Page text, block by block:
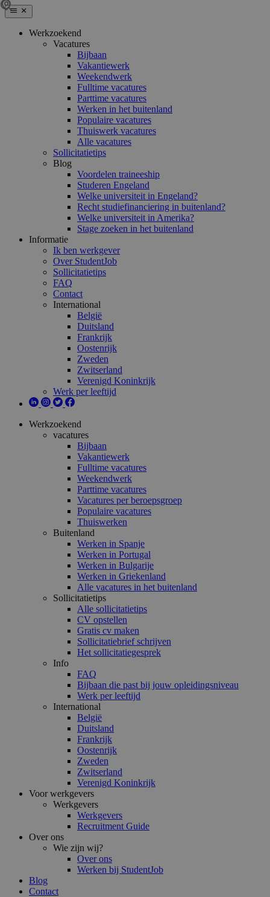
Werkzoekend
Vacatures
Bijbaan
Vakantiewerk
Weekendwerk
Fulltime vacatures
Parttime vacatures
Werken in het buitenland
Populaire vacatures
Thuiswerk vacatures
Alle vacatures
Sollicitatietips
Blog
Voordelen traineeship
Studeren Engeland
Welke universiteit in Engeland?
Recht studiefinanciering in buitenland?
Welke universiteit in Amerika?
Stage zoeken in het buitenland
Informatie
Ik ben werkgever
Over StudentJob
Sollicitatietips
FAQ
Contact
International
België
Duitsland
Frankrijk
Oostenrijk
Zweden
Zwitserland
Verenigd Koninkrijk
Werk per leeftijd
Werkzoekend
vacatures
Bijbaan
Vakantiewerk
Fulltime vacatures
Weekendwerk
Parttime vacatures
Vacatures per beroepsgroep
Populaire vacatures
Thuiswerken
Buitenland
Werken in Spanje
Werken in Portugal
Werken in Bulgarije
Werken in Griekenland
Alle vacatures in het buitenland
Sollicitatietips
Alle sollicitatietips
CV opstellen
Gratis cv maken
Sollicitatiebrief schrijven
Het sollicitatiegesprek
Info
FAQ
Bijbaan die past bij jouw opleidingsniveau
Werk per leeftijd
International
België
Duitsland
Frankrijk
Oostenrijk
Zweden
Zwitserland
Verenigd Koninkrijk
Voor werkgevers
Werkgevers
Werkgevers
Recruitment Guide
Over ons
Wie zijn wij?
Over ons
Werken bij StudentJob
Blog
Contact